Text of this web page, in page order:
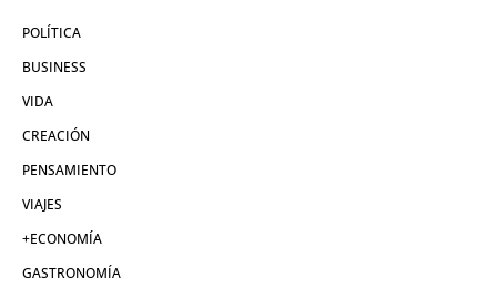
POLÍTICA
BUSINESS
VIDA
CREACIÓN
PENSAMIENTO
VIAJES
+ECONOMÍA
GASTRONOMÍA